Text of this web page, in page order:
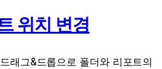
위치 변경
래그&드롭으로 폴더와 리포트의